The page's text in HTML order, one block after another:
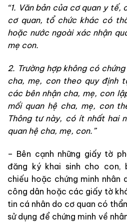
“1. Văn bản của cơ quan y tế,
cơ quan, tổ chức khác có
hoặc nước ngoài xác nhận
mẹ con.
2. Trường hợp không có
cha, mẹ, con theo quy định
các bên nhận cha, mẹ, con
mối quan hệ cha, mẹ, con
Thông tư này, có ít nhất hai
quan hệ cha, mẹ, con.”
– Bên cạnh những giấy tờ
đăng ký khai sinh cho con,
chiếu hoặc chứng minh nhân
công dân hoặc các giấy tờ
tin cá nhân do cơ quan có
sử dụng để chứng minh về